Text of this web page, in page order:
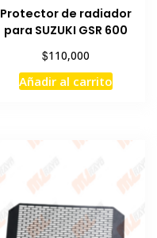
Protector de radiador
para SUZUKI GSR 600
$110,000
Añadir al carrito